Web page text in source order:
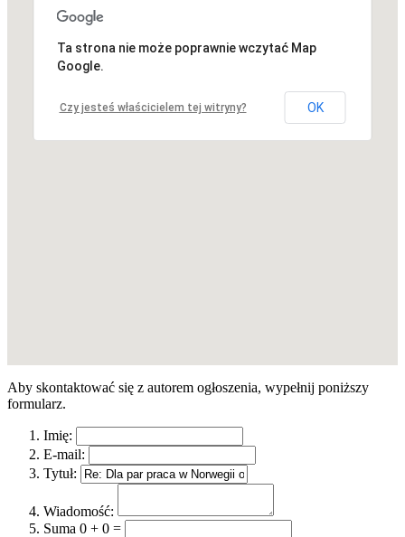
Niestety, adres nie został znaleziony.
Ta strona nie może poprawnie wczytać Map
Google.
Czy jesteś właścicielem tej witryny? OK
Aby skontaktować się z autorem ogłoszenia, wypełnij poniższy
formularz.
Imię:
E-mail:
Tytuł:
Wiadomość:
Suma 0 + 0 =